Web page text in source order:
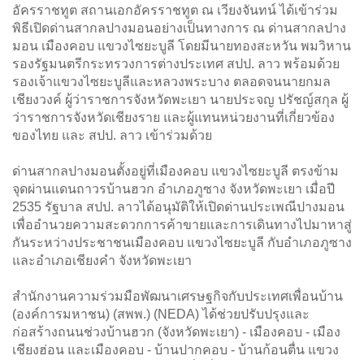
อัครราชทูต สถานเอกอัครราชทูต ณ เวียงจันทน์ ได้เข้าร่วม
พิธีเปิดด่านสากลปางมอนอย่างเป็นทางการ ณ ด่านสากลปาง
มอน เมืองคอบ แขวงไซยะบูลี โดยมีนายทองสะหวัน พมวิหาน
รองรัฐมนตรีกระทรวงการต่างประเทศ สปป. ลาว พร้อมด้วย
รองเจ้าแขวงไซยะบูลีและหลวงพระบาง ตลอดจนนายกมล
เชียงวงค์ ผู้ว่าราชการจังหวัดพะเยา นายประจญ ปรัชญ์สกุล ผู้
ว่าราชการจังหวัดเชียงราย และผู้แทนหน่วยงานที่เกี่ยวข้อง
ของไทย และ สปป. ลาว เข้าร่วมด้วย
ด่านสากลปางมอนตั้งอยู่ที่เมืองคอบ แขวงไซยะบูลี ตรงข้าม
จุดผ่านแดนถาวรบ้านฮวก อำเภอภูซาง จังหวัดพะเยา เมื่อปี
2535 รัฐบาล สปป. ลาวได้อนุมัติให้เปิดด่านประเพณีปางมอน
เพื่ออำนวยความสะดวกการค้าขายและการเดินทางไปมาหาสู่
กันระหว่างประชาชนเมืองคอบ แขวงไซยะบูลี กับอำเภอภูซาง
และอำเภอเชียงคำ จังหวัดพะเยา
สำนักงานความร่วมมือพัฒนาเศรษฐกิจกับประเทศเพื่อนบ้าน
(องค์การมหาชน) (สพพ.) (NEDA) ได้ช่วยปรับปรุงและ
ก่อสร้างถนนช่วงบ้านฮวก (จังหวัดพะเยา) - เมืองคอบ - เมือง
เชียงฮ่อน และเมืองคอบ - บ้านปากคอบ - บ้านก้อนตื่น แขวง